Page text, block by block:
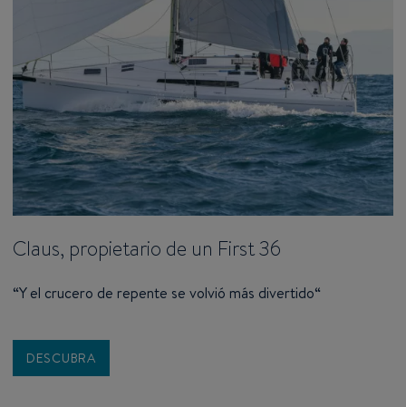
Claus, propietario de un First 36
“Y el crucero de repente se volvió más divertido“
DESCUBRA